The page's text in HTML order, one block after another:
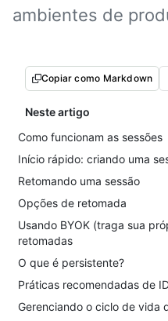
ambientes de
Copiar como Markdown
Neste artigo
Como funcionam as sessões
Início rápido: criando uma
Retomando uma sessão
Opções de retomada
Usando BYOK (traga sua
retomadas
O que é persistente?
Práticas recomendadas de
Gerenciando o ciclo de vida